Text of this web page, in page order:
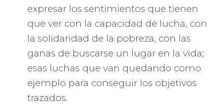
expresar los sentimientos que tienen
que ver con la capacidad de lucha, con
la solidaridad de la pobreza, con las
ganas de buscarse un lugar en la vida;
esas luchas que van quedando como
ejemplo para conseguir los objetivos
trazados.